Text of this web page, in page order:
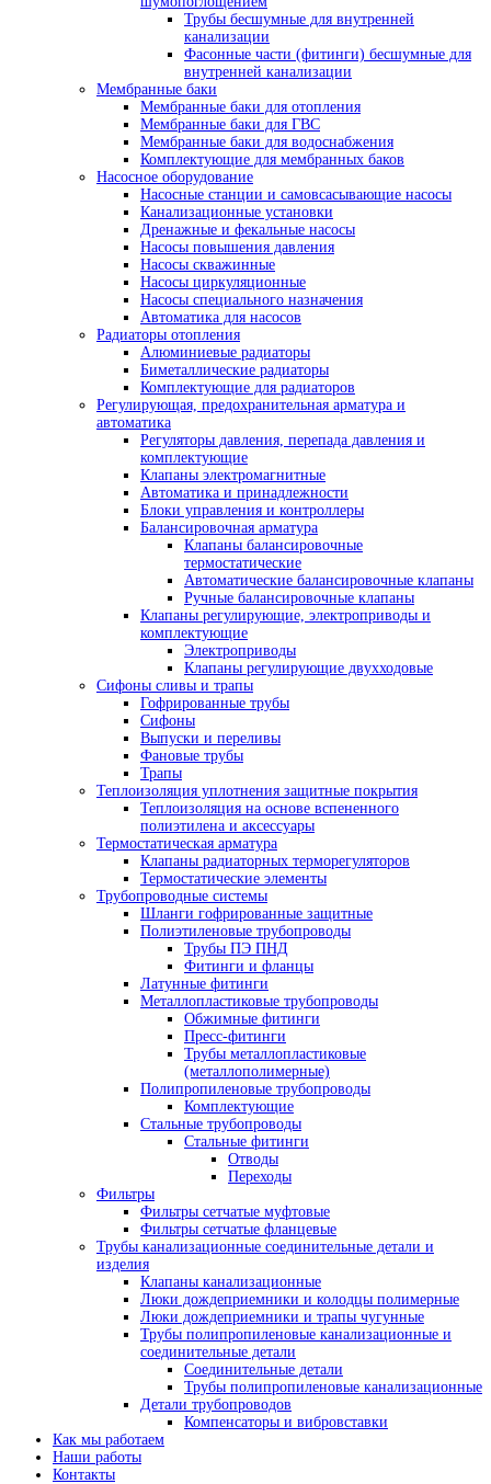
Трубы бесшумные для внутренней
канализации
Фасонные части (фитинги) бесшумные для
внутренней канализации
Мембранные баки
Мембранные баки для отопления
Мембранные баки для ГВС
Мембранные баки для водоснабжения
Комплектующие для мембранных баков
Насосное оборудование
Насосные станции и самовсасывающие насосы
Канализационные установки
Дренажные и фекальные насосы
Насосы повышения давления
Насосы скважинные
Насосы циркуляционные
Насосы специального назначения
Автоматика для насосов
Радиаторы отопления
Алюминиевые радиаторы
Биметаллические радиаторы
Комплектующие для радиаторов
Регулирующая, предохранительная арматура и
автоматика
Регуляторы давления, перепада давления и
комплектующие
Клапаны электромагнитные
Автоматика и принадлежности
Блоки управления и контроллеры
Балансировочная арматура
Клапаны балансировочные
термостатические
Автоматические балансировочные клапаны
Ручные балансировочные клапаны
Клапаны регулирующие, электроприводы и
комплектующие
Электроприводы
Клапаны регулирующие двухходовые
Сифоны сливы и трапы
Гофрированные трубы
Сифоны
Выпуски и переливы
Фановые трубы
Трапы
Теплоизоляция уплотнения защитные покрытия
Теплоизоляция на основе вспененного
полиэтилена и аксессуары
Термостатическая арматура
Клапаны радиаторных терморегуляторов
Термостатические элементы
Трубопроводные системы
Шланги гофрированные защитные
Полиэтиленовые трубопроводы
Трубы ПЭ ПНД
Фитинги и фланцы
Латунные фитинги
Металлопластиковые трубопроводы
Обжимные фитинги
Пресс-фитинги
Трубы металлопластиковые
(металлополимерные)
Полипропиленовые трубопроводы
Комплектующие
Стальные трубопроводы
Стальные фитинги
Отводы
Переходы
Фильтры
Фильтры сетчатые муфтовые
Фильтры сетчатые фланцевые
Трубы канализационные соединительные детали и
изделия
Клапаны канализационные
Люки дождеприемники и колодцы полимерные
Люки дождеприемники и трапы чугунные
Трубы полипропиленовые канализационные и
соединительные детали
Соединительные детали
Трубы полипропиленовые канализационные
Детали трубопроводов
Компенсаторы и вибровставки
Как мы работаем
Наши работы
Контакты